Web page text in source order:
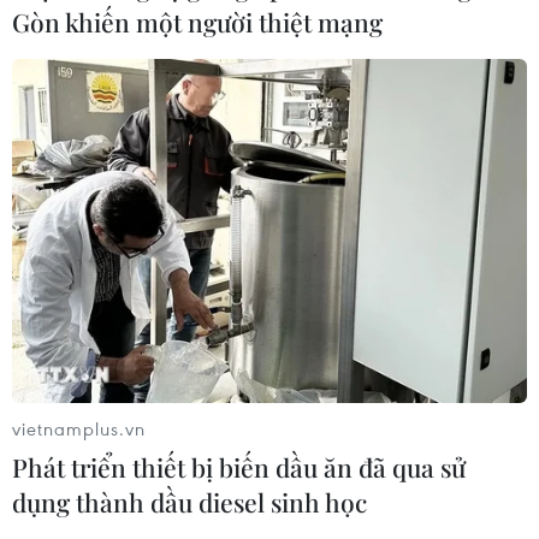
TIN CÙNG CHUYÊN MỤC
Vận tải biển toàn cầu tăng mạnh bất
chấp căng thẳng địa chính trị
Gòn khiến một người thiệt mạng
vietnamplus.vn
Phát triển thiết bị biến dầu ăn đã qua sử
dụng thành dầu diesel sinh học